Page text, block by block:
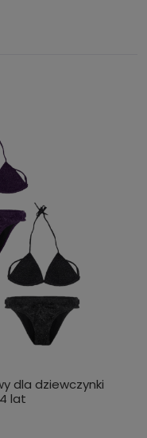
dla dziewczynki
lat